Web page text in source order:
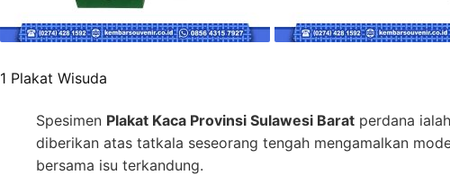
1 Plakat Wisuda
Spesimen Plakat Kaca Provinsi Sulawesi Barat perdana
diberikan atas tatkala seseorang tengah mengamalkan
bersama isu terkandung.